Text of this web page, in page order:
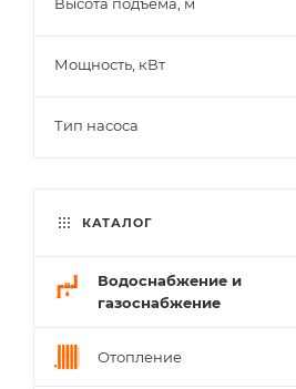
Мощность, кВт
Тип насоса
КАТАЛОГ
Водоснабжение и
газоснабжение
Отопление